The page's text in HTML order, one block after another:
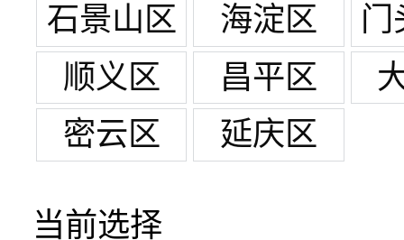
石景山区
海淀区
门
顺义区
昌平区
密云区
延庆区
当前选择